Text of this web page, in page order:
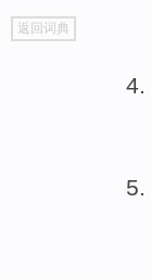
go
top
返回词典